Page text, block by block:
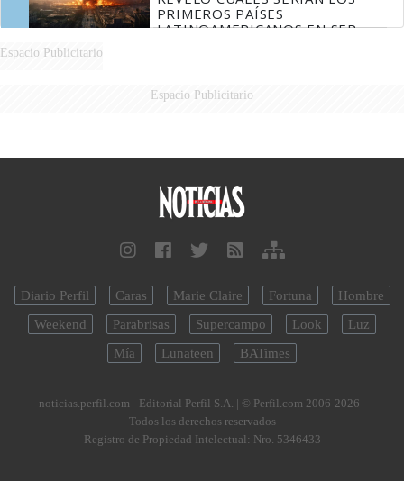
PRIMEROS PAÍSES
LATINOAMERICANOS EN SER
Espacio Publicitario
Espacio Publicitario
Diario Perfil Caras Marie Claire Fortuna
Hombre
Weekend
Parabrisas Supercampo Look
Luz
Mía
Lunateen BATimes
noticias.perfil.com - Editorial Perfil S.A. | © Perfil.com 2006-2026 -
Todos los derechos reservados
Registro de Propiedad Intelectual: Nro. 5346433